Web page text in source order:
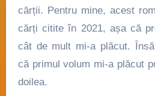
cărții. Pentru mine, acest
cărți citite în 2021, așa că
cât de mult mi-a plăcut.
că primul volum mi-a plăcut
doilea.